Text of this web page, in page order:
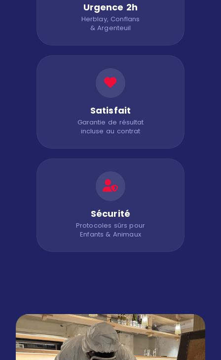
Urgence 2h
Herblay, Conflans
& Argenteuil
Satisfait
Garantie de résultat
incluse au contrat
Sécurité
Protocoles sûrs pour
Enfants & Animaux